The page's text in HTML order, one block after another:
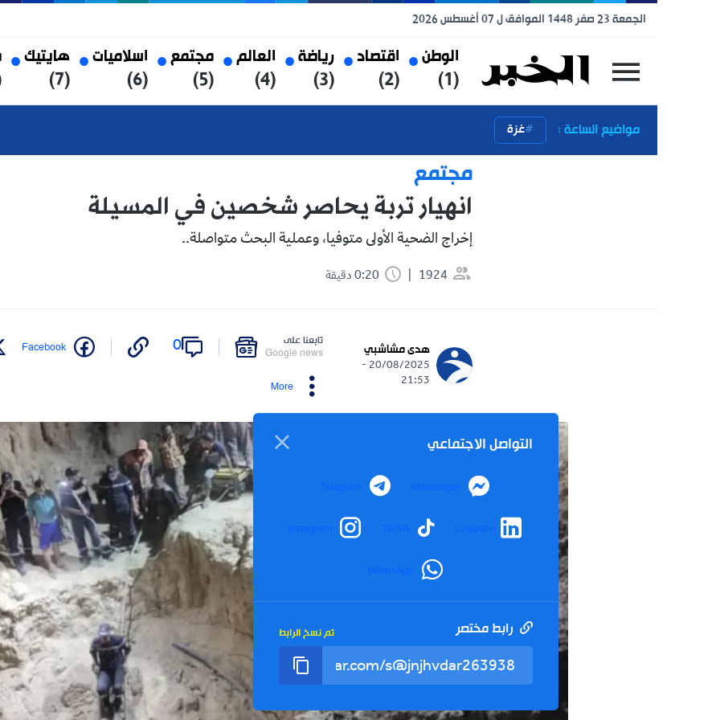
(1)
اقتصاد
(2)
رياضة
(3)
العالم
(4)
مجتمع
(5)
اسلاميات
(6)
هايتيك
(7)
صحة
(8)
مواضيع الساعة : غزة
انهيار تربة يحاصر شخصين في المسيلة
إخراج الضحية الأولى متوفيا، وعملية البحث متواصلة..
0:20 دقيقة
هدى مشاشبي
20/08/2025 -
21:53
تابعنا على
Google news
0
Facebook
Twitter
التواصل الاجتماعي
Messenger
Telegram
LinkedIn
TikTok
Instagram
WhatsApp
رابط مختصر